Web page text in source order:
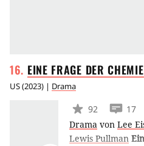
EINE FRAGE DERCHEMIE
US(2023) | Drama
92
17
Drama von Lee
Lewis Pullman